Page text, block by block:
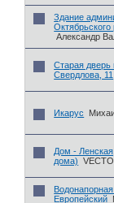
Здание
Октябрьского
Александр
Старая дверь
Свердлова, 11
Икарус
Дом -
дома)
Европейский